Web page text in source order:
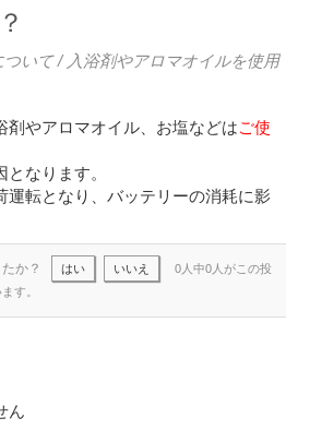
ついて / 入浴剤やアロマオイルを使用
剤やアロマオイル、お塩などはご使
となります。
運転となり、バッテリーの消耗に影
か？ はい いいえ
0人中0人がこの投
す。
ん